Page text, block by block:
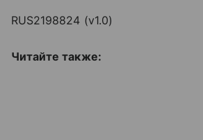
RUS2198824 (v1.0)
Читайте также: